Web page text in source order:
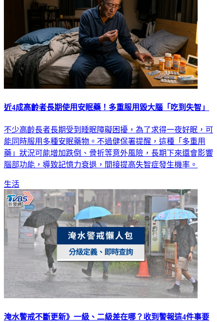
近4成高齡者長期使用安眠藥！多重服用毀大腦「吃到失智」
不少高齡長者長期受到睡眠障礙困擾，為了求得一夜好眠，可
能同時服用多種安眠藥物。不過健保署提醒，這種「多重用
藥」狀況可能增加跌倒、骨折等意外風險，長期下來還會影響
腦部功能，導致記憶力衰退，間接提高失智症發生機率。
生活
淹水警戒不斷更新》一級、二級差在哪？收到警報這4件事要